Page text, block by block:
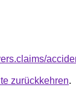
zurückkehren.